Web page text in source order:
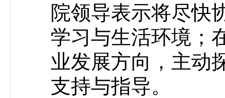
院领导表示将尽快
学习与生活环境；
业发展方向，主动
支持与指导。